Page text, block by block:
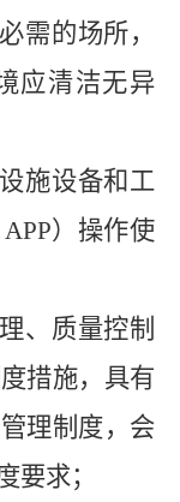
需的场所，
应清洁无异
施设备和工
APP）操作使
、质量控制
措施，具有
理制度，会
要求；